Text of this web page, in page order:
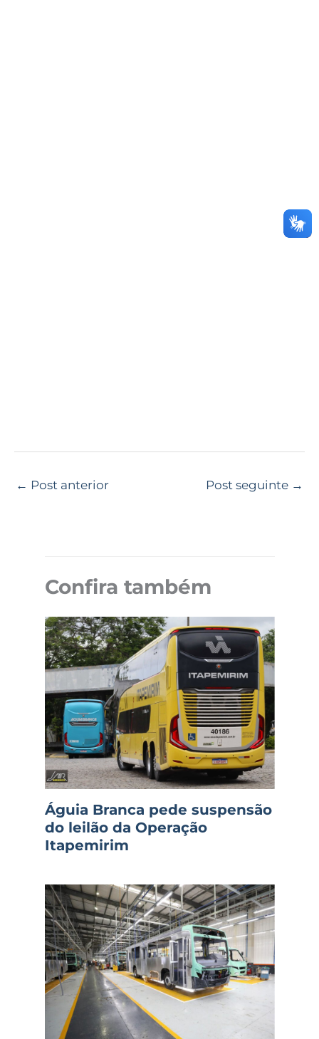
← Post anterior Post seguinte →
Confira também
Águia Branca pede suspensão
do leilão da Operação
Itapemirim